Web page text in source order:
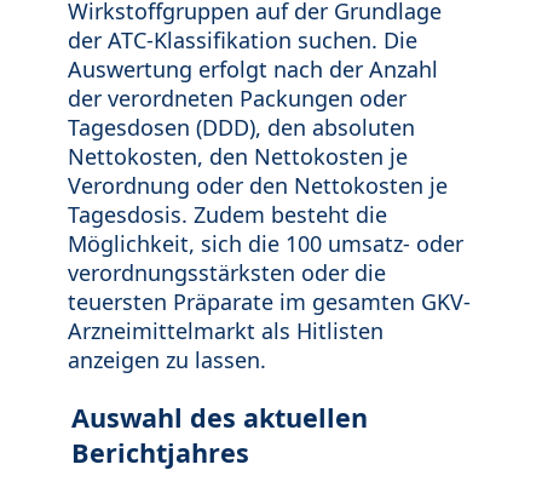
Wirkstoffgruppen auf der Grundlage
der ATC-Klassifikation suchen. Die
Auswertung erfolgt nach der Anzahl
der verordneten Packungen oder
Tagesdosen (DDD), den absoluten
Nettokosten, den Nettokosten je
Verordnung oder den Nettokosten je
Tagesdosis. Zudem besteht die
Möglichkeit, sich die 100 umsatz- oder
verordnungsstärksten oder die
teuersten Präparate im gesamten GKV-
Arzneimittelmarkt als Hitlisten
anzeigen zu lassen.
Auswahl des aktuellen
Berichtjahres